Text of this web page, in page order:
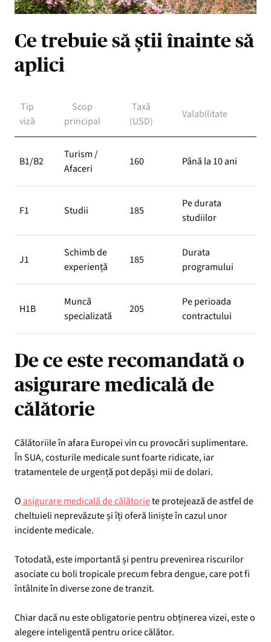
Ce trebuie să știi înainte să
aplici
Tip
viză
Scop
principal
Taxă
(USD)
Valabilitate
B1/B2
Turism /
Afaceri
160 Până la 10 ani
F1 Studii 185
Pe durata
studiilor
J1
Schimb de
experiență
185
Durata
programului
H1B
Muncă
specializată
205
Pe perioada
contractului
De ce este recomandată o
asigurare medicală de
călătorie
Călătoriile în afara Europei vin cu provocări suplimentare.
În SUA, costurile medicale sunt foarte ridicate, iar
tratamentele de urgență pot depăși mii de dolari.
O asigurare medicală de călătoriete protejează de astfel de
cheltuieli neprevăzute și îți oferă liniște în cazul unor
incidente medicale.
Totodată, este importantă și pentru prevenirea riscurilor
asociate cu boli tropicale precum febra dengue, care pot fi
întâlnite în diverse zone de tranzit.
Chiar dacă nu este obligatorie pentru obținerea vizei, este o
alegere inteligentă pentru orice călător.